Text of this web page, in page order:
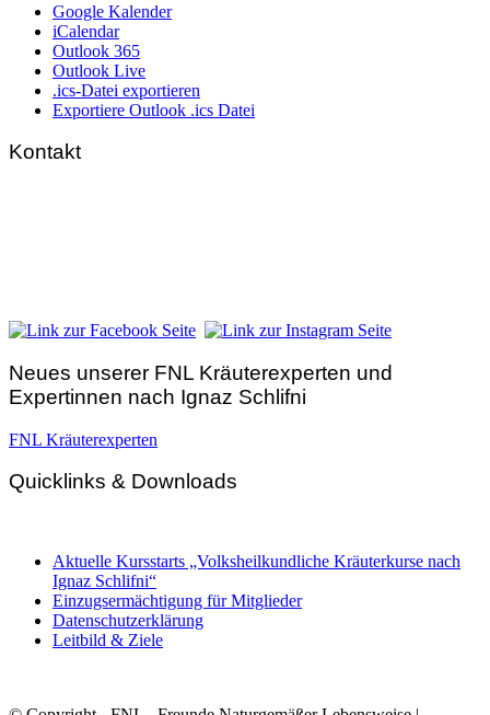
Google Kalender
iCalendar
Outlook 365
Outlook Live
.ics-Datei exportieren
Exportiere Outlook .ics Datei
Kontakt
Neues unserer FNL Kräuterexperten und
Expertinnen nach Ignaz Schlifni
FNL Kräuterexperten
Quicklinks & Downloads
Aktuelle Kursstarts „Volksheilkundliche Kräuterkurse nach
Ignaz Schlifni“
Einzugsermächtigung für Mitglieder
Datenschutzerklärung
Leitbild & Ziele